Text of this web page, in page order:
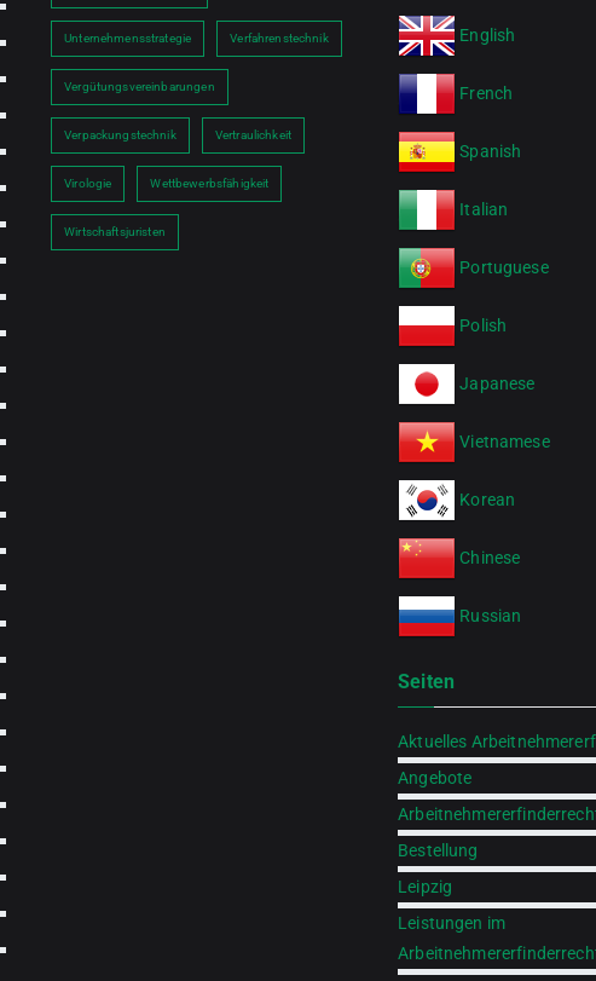
Unternehmensstrategie Verfahrenstechnik
Vergütungsvereinbarungen
Verpackungstechnik Vertraulichkeit
Virologie Wettbewerbsfähigkeit
Wirtschaftsjuristen
English
French
Spanish
Italian
Portuguese
Polish
Japanese
Vietnamese
Korean
Chinese
Russian
Seiten
Aktuelles
Angebote
Bestellung
Leipzig
Leistungen im